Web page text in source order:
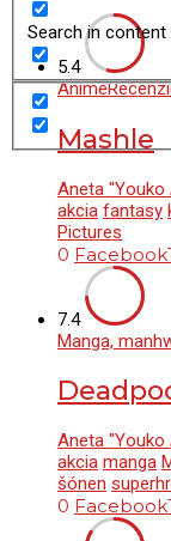
Search in content
5.4
Anime
Mashle
Aneta "Youko
akcia fantasy
Pictures
0 Facebook
7.4
Manga,
Aneta "Youko
akcia manga
šónen
0 Facebook